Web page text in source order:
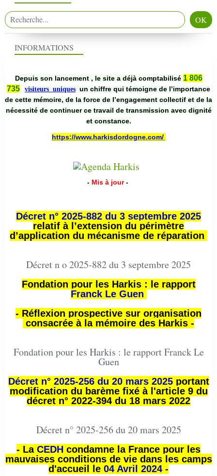
INFORMATIONS
Depuis son lancement , le site a déjà comptabilisé 1 806
735
visiteurs uniques un chiffre qui témoigne de l’importance
de cette mémoire, de la force de l’engagement collectif et de la
nécessité de continuer ce travail de transmission avec dignité
et constance.
https://www.harkisdordogne.com/
- Mis à jour -
Décret n° 2025-882 du 3 septembre 2025
relatif à l’extension du périmètre
d’application du mécanisme de réparation
Décret n o 2025-882 du 3 septembre 2025
Fondation pour les Harkis : le rapport
Franck Le Guen
- Réflexion prospective sur organisation
consacrée à la mémoire des Harkis -
Fondation pour les Harkis : le rapport Franck Le
Guen
Décret n° 2025-256 du 20 mars 2025portant
modification du barème fixé à l'article 9 du
décret n° 2022-394 du 18 mars 2022
Décret n° 2025-256 du 20 mars 2025
- La CEDH condamne la France pour les
mauvaises conditions de vie dans les camps
d'accueil le 04 Avril 2024 -